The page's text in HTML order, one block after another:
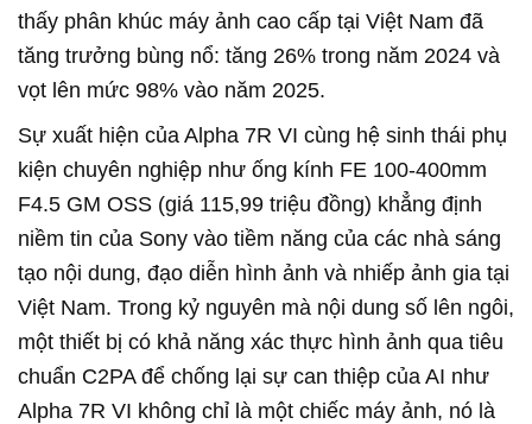
thấy phân khúc máy ảnh cao cấp tại Việt Nam đã
tăng trưởng bùng nổ: tăng 26% trong năm 2024 và
vọt lên mức 98% vào năm 2025.
Sự xuất hiện của Alpha 7R VI cùng hệ sinh thái phụ
kiện chuyên nghiệp như ống kính FE 100-400mm
F4.5 GM OSS (giá 115,99 triệu đồng) khẳng định
niềm tin của Sony vào tiềm năng của các nhà sáng
tạo nội dung, đạo diễn hình ảnh và nhiếp ảnh gia tại
Việt Nam. Trong kỷ nguyên mà nội dung số lên ngôi,
một thiết bị có khả năng xác thực hình ảnh qua tiêu
chuẩn C2PA để chống lại sự can thiệp của AI như
Alpha 7R VI không chỉ là một chiếc máy ảnh, nó là